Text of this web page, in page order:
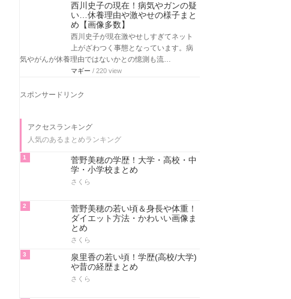
西川史子の現在！病気やガンの疑
い…休養理由や激やせの様子まと
め【画像多数】
西川史子が現在激やせしすぎてネット
上がざわつく事態となっています。病
気やがんが休養理由ではないかとの憶測も流…
マギー / 220 view
スポンサードリンク
アクセスランキング
人気のあるまとめランキング
1
菅野美穂の学歴！大学・高校・中
学・小学校まとめ
さくら
2
菅野美穂の若い頃＆身長や体重！
ダイエット方法・かわいい画像ま
とめ
さくら
3
泉里香の若い頃！学歴(高校/大学)
や昔の経歴まとめ
さくら